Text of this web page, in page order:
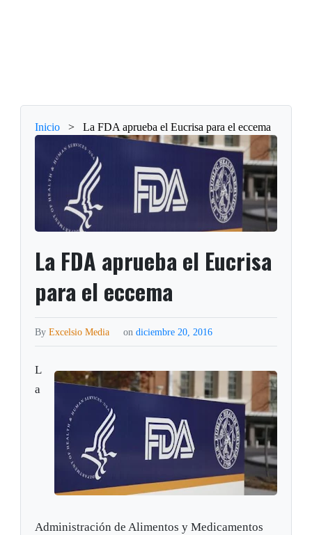
Inicio > La FDA aprueba el Eucrisa para el eccema
La FDA aprueba el Eucrisa
para el eccema
ByExcelsio Media on diciembre 20, 2016
L
a
Administración de Alimentos y Medicamentos